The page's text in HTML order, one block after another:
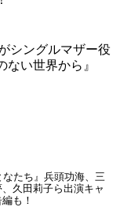
シングルマザー役
ない世界から』
たち』兵頭功海、三
久田莉子ら出演キャ
も！